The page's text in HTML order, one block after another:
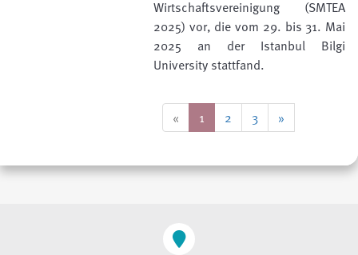
Wirtschaftsvereinigung (SMTEA
2025) vor, die vom 29. bis 31. Mai
2025 an der Istanbul Bilgi
University stattfand.
« 1 2 3 »